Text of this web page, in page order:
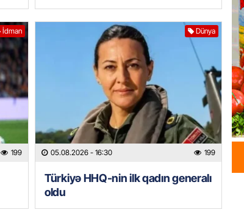
İdman
199
Dünya
05.08.2026 - 16:30 199
Türkiyə HHQ-nin ilk qadın generalı
oldu